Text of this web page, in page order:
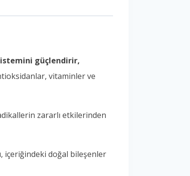
güçlendirir,
vitaminler ve
zararlı etkilerinden
içeriğindeki doğal bileşenler